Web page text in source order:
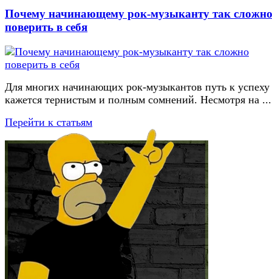
Почему начинающему рок-музыканту так сложно
поверить в себя
Для многих начинающих рок-музыкантов путь к успеху
кажется тернистым и полным сомнений. Несмотря на ...
Перейти к статьям